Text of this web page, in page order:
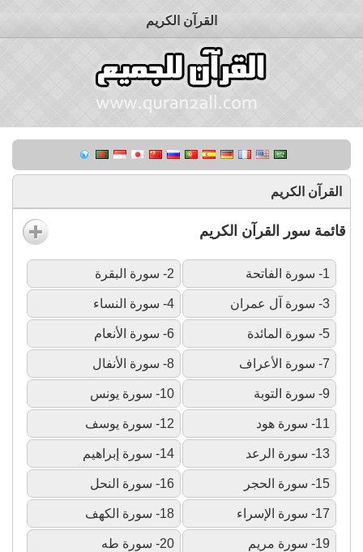
القرآن الكريم
القرآن الكريم
قائمة سور القرآن الكريم
1- سورة الفاتحة 2- سورة البقرة
3- سورة آل عمران 4- سورة النساء
5- سورة المائدة 6- سورة الأنعام
7- سورة الأعراف 8- سورة الأنفال
9- سورة التوبة 10- سورة يونس
11- سورة هود 12- سورة يوسف
13- سورة الرعد 14- سورة إبراهيم
15- سورة الحجر 16- سورة النحل
17- سورة الإسراء 18- سورة الكهف
19- سورة مريم 20- سورة طه